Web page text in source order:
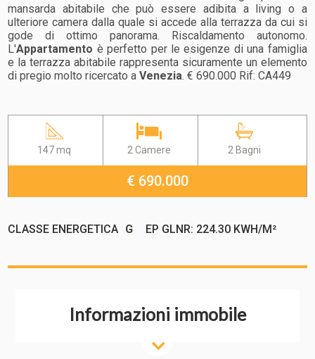
mansarda abitabile che può essere adibita a living o a
ulteriore camera dalla quale si accede alla terrazza da cui si
gode di ottimo panorama. Riscaldamento autonomo.
L'Appartamento è perfetto per le esigenze di una famiglia
e la terrazza abitabile rappresenta sicuramente un elemento
di pregio molto ricercato aVenezia. € 690.000 Rif: CA449
147 mq 2 Camere 2 Bagni
€ 690.000
CLASSE ENERGETICA G EP GLNR: 224.30 KWH/M²
Informazioni immobile